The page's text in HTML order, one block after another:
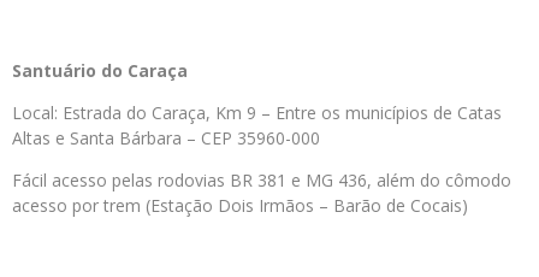
Santuário do Caraça
Local: Estrada do Caraça, Km 9 – Entre os municípios de Catas
Altas e Santa Bárbara – CEP 35960-000
Fácil acesso pelas rodovias BR 381 e MG 436, além do cômodo
acesso por trem (Estação Dois Irmãos – Barão de Cocais)